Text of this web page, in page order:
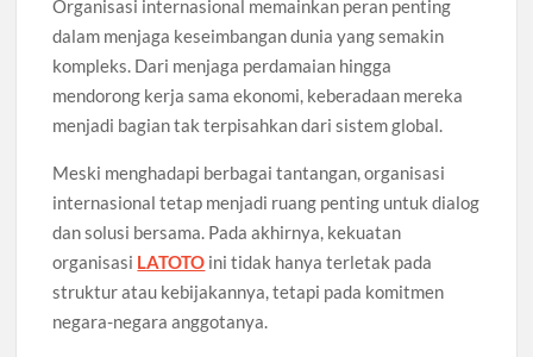
Organisasi internasional memainkan peran penting
dalam menjaga keseimbangan dunia yang semakin
kompleks. Dari menjaga perdamaian hingga
mendorong kerja sama ekonomi, keberadaan mereka
menjadi bagian tak terpisahkan dari sistem global.
Meski menghadapi berbagai tantangan, organisasi
internasional tetap menjadi ruang penting untuk dialog
dan solusi bersama. Pada akhirnya, kekuatan
organisasi LATOTO ini tidak hanya terletak pada
struktur atau kebijakannya, tetapi pada komitmen
negara-negara anggotanya.